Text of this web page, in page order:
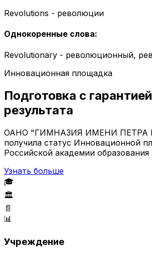
Revolutions - революции
Однокоренные слова:
Revolutionary - революционный,
Инновационная площадка
Подготовка с гарантией
результата
ОАНО "ГИМНАЗИЯ ИМЕНИ ПЕТРА
получила статус Инновационной
Российской академии образования
Узнать больше
🎓
🏛️
📄
📊
Учреждение